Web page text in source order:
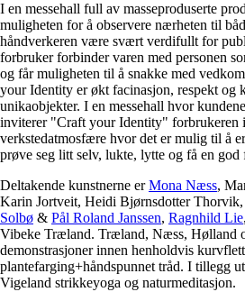
I en messehall full av masseproduserte
muligheten for å observere nærheten til
håndverkeren være svært verdifullt for
forbruker forbinder varen med personen
og får muligheten til å snakke med
your Identity er økt facinasjon, respekt og
unikaobjekter. I en messehall hvor
inviterer "Craft your Identity" forbrukeren
verkstedatmosfære hvor det er mulig til å
prøve seg litt selv, lukte, lytte og få en god
Deltakende kunstnerne erMona Næss,
Karin Jortveit, Heidi Bjørnsdotter Thorvik,
Solbø & Pål Roland Janssen, Ragnhild Lie
Vibeke Træland. Træland, Næss, Hølland
demonstrasjoner innen henholdvis
plantefarging+håndspunnet tråd. I tillegg
Vigeland strikkeyoga og naturmeditasjon.